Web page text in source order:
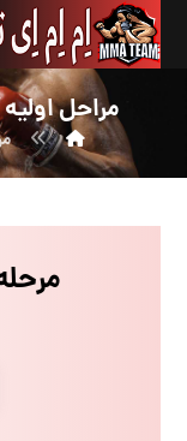
مراحل